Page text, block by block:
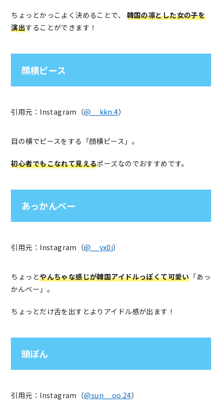
ちょっとかっこよく決めることで、
韓国の凛とした女の子を
演出することができます！
顔横ピース
引用元：Instagram（@__kkn.4）
目の横でピースをする「顔横ピース」。
初心者でもこなれて見えるポーズなのでおすすめです。
あっかんベー
引用元：Instagram（@__yx0i）
ちょっとやんちゃな感じが韓国アイドルっぽくて可愛い「あっ
かんベー」。
ちょっとだけ舌を出すとよりアイドル感が出ます！
頭ぽん
引用元：Instagram（@sun__oo.24）